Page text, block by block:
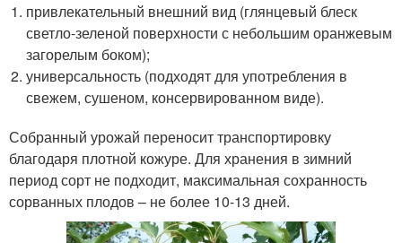
привлекательный внешний вид (глянцевый блеск
светло-зеленой поверхности с небольшим оранжевым
загорелым боком);
универсальность (подходят для употребления в
свежем, сушеном, консервированном виде).
Собранный урожай переносит транспортировку
благодаря плотной кожуре. Для хранения в зимний
период сорт не подходит, максимальная сохранность
сорванных плодов – не более 10-13 дней.